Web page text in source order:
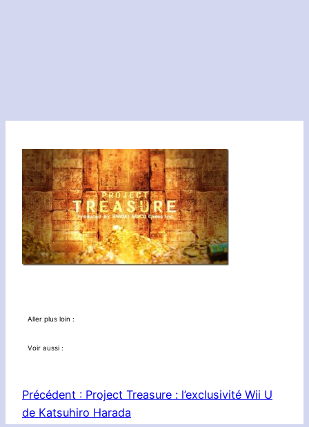
Aller plus loin :
Voir aussi :
Précédent : Project Treasure : l’exclusivité Wii U
de Katsuhiro Harada